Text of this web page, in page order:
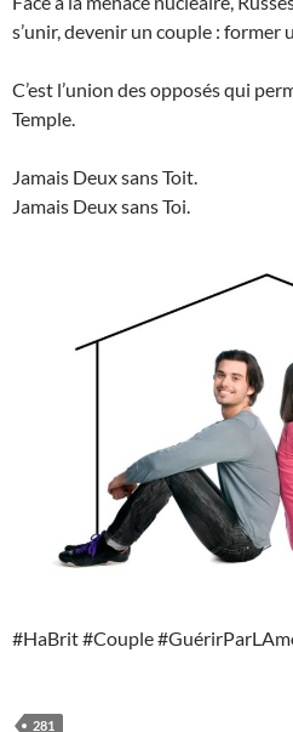
s’unir, devenir un couple : former
C’est l’union des opposés qui
Temple.
Jamais Deux sans Toit.
Jamais Deux sans Toi.
#HaBrit #Couple
281